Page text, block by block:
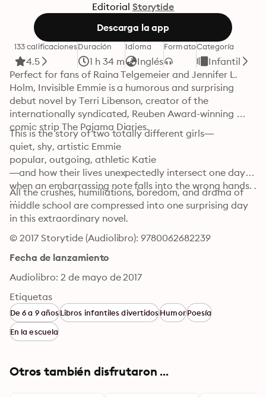
Editorial Storytide
Descarga la app
133 calificaciones
4.5
Duración
1 h 34 m
Idioma
Inglés
FormatoCategoría
Infantil
Perfect for fans of Raina Telgemeier and Jennifer L.
Holm, Invisible Emmie is a humorous and surprising
debut novel by Terri Libenson, creator of the
internationally syndicated, Reuben Award-winning
comic strip The Pajama Diaries.
This is the story of two totally different girls—
quiet, shy, artistic Emmie
popular, outgoing, athletic Katie
—and how their lives unexpectedly intersect one day,
when an embarrassing note falls into the wrong hands. .
. .
All the crushes, humiliations, boredom, and drama of
middle school are compressed into one surprising day
in this extraordinary novel.
© 2017 Storytide (Audiolibro): 9780062682239
Fecha de lanzamiento
Audiolibro: 2 de mayo de 2017
Etiquetas
De 6 a 9 añosLibros infantiles divertidosHumorPoesía
En la escuela
Otros también disfrutaron ...